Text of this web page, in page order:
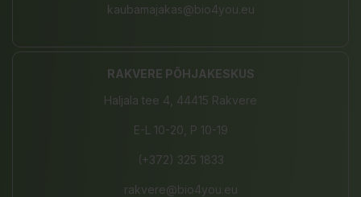
kaubamajakas@bio4you.eu
RAKVERE PÕHJAKESKUS
Haljala tee 4, 44415 Rakvere
E-L 10-20, P 10-19
(+372) 325 1833
rakvere@bio4you.eu